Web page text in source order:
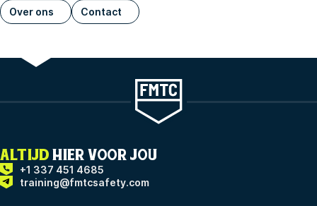
Over ons Contact
ALTIJD HIER VOOR JOU
+1 337 451 4685
training@fmtcsafety.com